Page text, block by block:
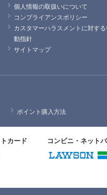
個人情報の取扱いについて
コンプライアンスポリシー
カスタマーハラスメントに対す
動指針
サイトマップ
ポイント購入方法
カード コンビニ・ネット